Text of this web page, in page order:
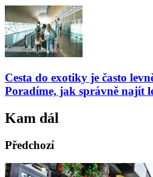
Cesta do exotiky je často
Poradíme, jak správně najít
Kam dál
Předchozí